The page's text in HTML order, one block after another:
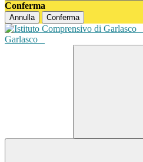
Conferma
Annulla Conferma
Garlasco